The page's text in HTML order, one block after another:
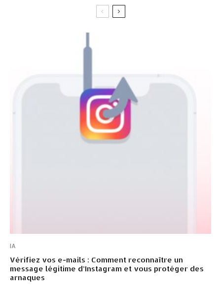
IA
Vérifiez vos e-mails : Comment reconnaître un
message légitime d’Instagram et vous protéger des
arnaques